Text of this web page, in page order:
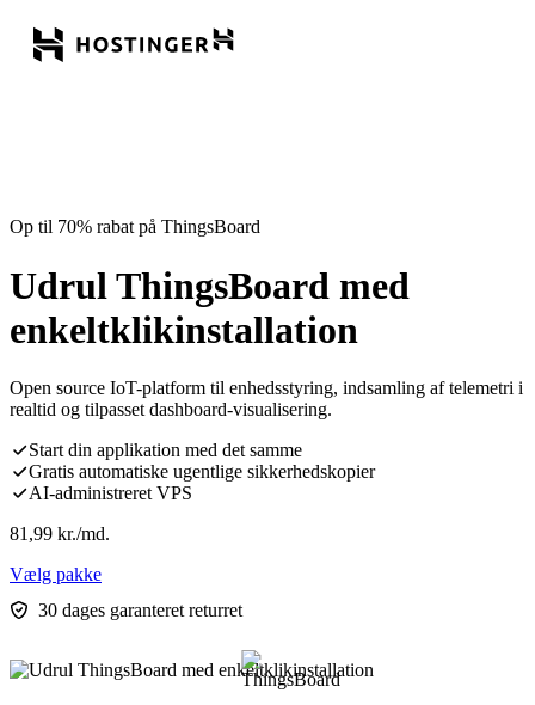
Op til 70% rabat på ThingsBoard
Udrul ThingsBoard med
enkeltklikinstallation
Open source IoT-platform til enhedsstyring, indsamling af telemetri i
realtid og tilpasset dashboard-visualisering.
Start din applikation med det samme
Gratis automatiske ugentlige sikkerhedskopier
AI-administreret VPS
81,99 kr./md.
Vælg pakke
30 dages garanteret returret